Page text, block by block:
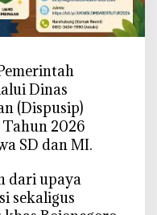
Dinas
(Dispusip)
2026
SD dan MI.
dari upaya
sekaligus